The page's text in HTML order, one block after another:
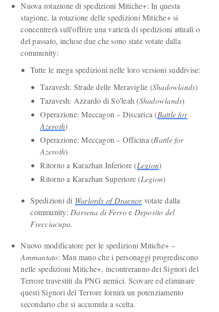
Nuova rotazione di spedizioni Mitiche+: In questa
stagione, la rotazione delle spedizioni Mitiche+ si
concentrerà sull'offrire una varietà di spedizioni attuali o
del passato, incluse due che sono state votate dalla
community:
Tutte le mega spedizioni nelle loro versioni suddivise:
Tazavesh: Strade delle Meraviglie (Shadowlands)
Tazavesh: Azzardo di So'leah (Shadowlands)
Operazione: Meccagon – Discarica (Battle for
Azeroth)
Operazione: Meccagon – Officina (Battle for
Azeroth)
Ritorno a Karazhan Inferiore (Legion)
Ritorno a Karazhan Superiore (Legion)
Spedizioni di Warlords of Draenorvotate dalla
community: Darsena di Ferroe Deposito del
Frecciacupa.
Nuovo modificatore per le spedizioni Mitiche+ –
Ammantato: Man mano che i personaggi progrediscono
nelle spedizioni Mitiche+, incontreranno dei Signori del
Terrore travestiti da PNG nemici. Scovare ed eliminare
questi Signori del Terrore fornirà un potenziamento
secondario che si accumula a scelta.